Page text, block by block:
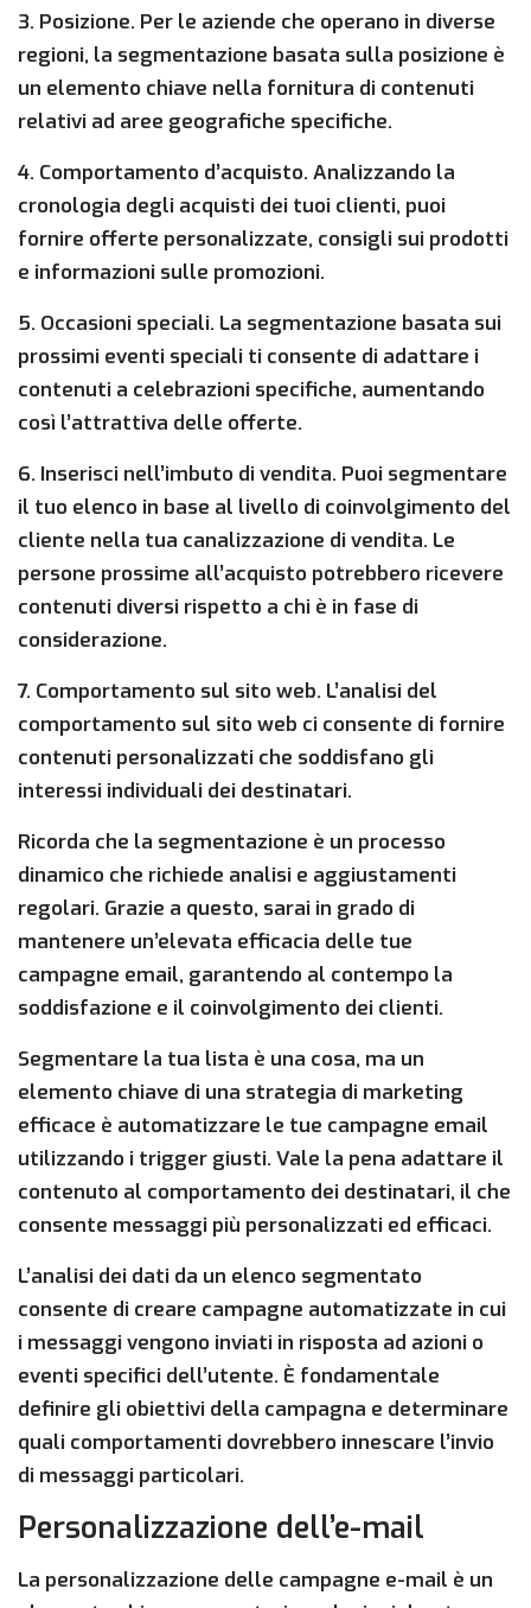
3. Posizione. Per le aziende che operano in diverse
regioni, la segmentazione basata sulla posizione è
un elemento chiave nella fornitura di contenuti
relativi ad aree geografiche specifiche.
4. Comportamento d’acquisto. Analizzando la
cronologia degli acquisti dei tuoi clienti, puoi
fornire offerte personalizzate, consigli sui prodotti
e informazioni sulle promozioni.
5. Occasioni speciali. La segmentazione basata sui
prossimi eventi speciali ti consente di adattare i
contenuti a celebrazioni specifiche, aumentando
così l’attrattiva delle offerte.
6. Inserisci nell’imbuto di vendita. Puoi segmentare
il tuo elenco in base al livello di coinvolgimento del
cliente nella tua canalizzazione di vendita. Le
persone prossime all’acquisto potrebbero ricevere
contenuti diversi rispetto a chi è in fase di
considerazione.
7. Comportamento sul sito web. L’analisi del
comportamento sul sito web ci consente di fornire
contenuti personalizzati che soddisfano gli
interessi individuali dei destinatari.
Ricorda che la segmentazione è un processo
dinamico che richiede analisi e aggiustamenti
regolari. Grazie a questo, sarai in grado di
mantenere un’elevata efficacia delle tue
campagne email, garantendo al contempo la
soddisfazione e il coinvolgimento dei clienti.
Segmentare la tua lista è una cosa, ma un
elemento chiave di una strategia di marketing
efficace è automatizzare le tue campagne email
utilizzando i trigger giusti. Vale la pena adattare il
contenuto al comportamento dei destinatari, il che
consente messaggi più personalizzati ed efficaci.
L’analisi dei dati da un elenco segmentato
consente di creare campagne automatizzate in cui
i messaggi vengono inviati in risposta ad azioni o
eventi specifici dell’utente. È fondamentale
definire gli obiettivi della campagna e determinare
quali comportamenti dovrebbero innescare l’invio
di messaggi particolari.
Personalizzazione dell’e-mail
La personalizzazione delle campagne e-mail è un